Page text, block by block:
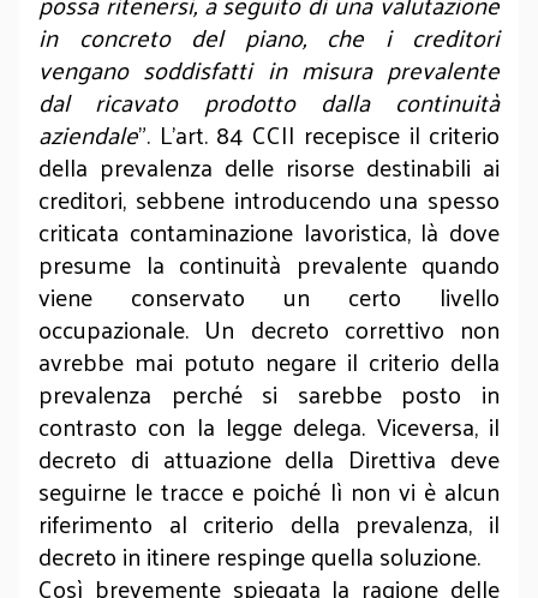
in concreto del piano, che i creditori
vengano soddisfatti in misura prevalente
dal ricavato prodotto dalla continuità
aziendale”. L’art. 84 CCII recepisce il criterio
della prevalenza delle risorse destinabili ai
creditori, sebbene introducendo una spesso
criticata contaminazione lavoristica, là dove
presume la continuità prevalente quando
viene conservato un certo livello
occupazionale. Un decreto correttivo non
avrebbe mai potuto negare il criterio della
prevalenza perché si sarebbe posto in
contrasto con la legge delega. Viceversa, il
decreto di attuazione della Direttiva deve
seguirne le tracce e poiché lì non vi è alcun
riferimento al criterio della prevalenza, il
decreto in itinere respinge quella soluzione.
Così brevemente spiegata la ragione delle